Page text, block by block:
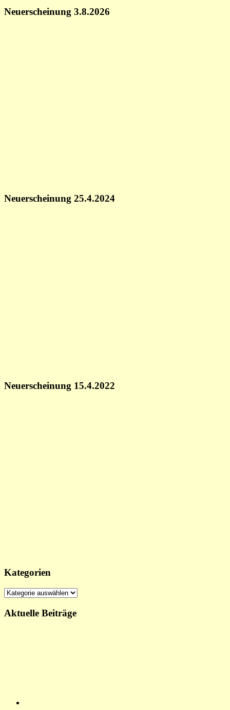
Neuerscheinung 3.8.2026
Neuerscheinung 25.4.2024
Neuerscheinung 15.4.2022
Kategorien
Kategorien
Aktuelle Beiträge